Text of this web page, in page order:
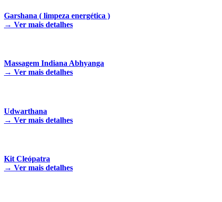
Garshana ( limpeza energética )
→ Ver mais detalhes
Massagem Indiana Abhyanga
→ Ver mais detalhes
Udwarthana
→ Ver mais detalhes
Kit Cleópatra
→ Ver mais detalhes